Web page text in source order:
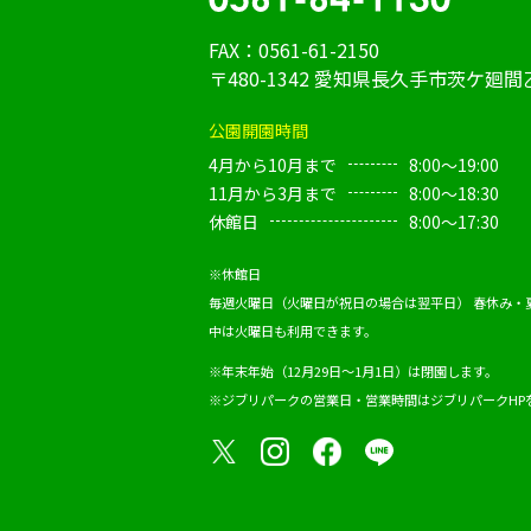
FAX：0561-61-2150
〒480-1342 愛知県長久手市茨ケ廻
公園開園時間
4月から10月まで
8:00～19:00
11月から3月まで
8:00～18:30
休館日
8:00～17:30
※休館日
毎週火曜日（火曜日が祝日の場合は翌平日）
春休み・
中は火曜日も利用できます。
※年末年始（12月29日～1月1日）は閉園します。
※ジブリパークの営業日・営業時間はジブリパークHP